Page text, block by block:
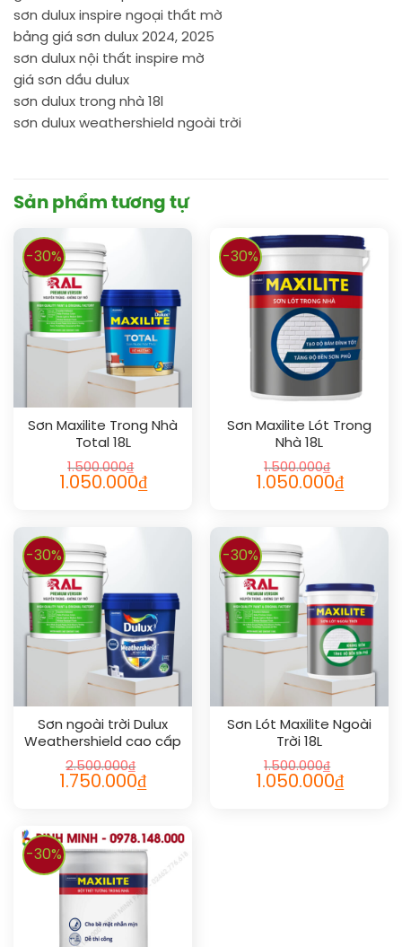
sơn dulux inspire ngoại thất mờ
bảng giá sơn dulux 2024, 2025
sơn dulux nội thất inspire mờ
giá sơn dầu dulux
sơn dulux trong nhà 18l
sơn dulux weathershield ngoài trời
Sản phẩm tương tự
-30%
Sơn Maxilite Trong Nhà
Total 18L
1.500.000₫
1.050.000₫
-30%
Sơn Maxilite Lót Trong
Nhà 18L
1.500.000₫
1.050.000₫
-30%
Sơn ngoài trời Dulux
Weathershield cao cấp
bóng 5L
2.500.000₫
1.750.000₫
-30%
Sơn Lót Maxilite Ngoài
Trời 18L
1.500.000₫
1.050.000₫
-30%